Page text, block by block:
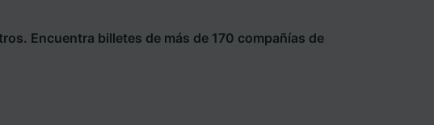
Encuentra billetes de más de 170 compañías de